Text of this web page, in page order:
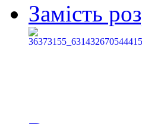
Замість